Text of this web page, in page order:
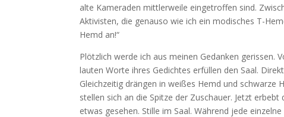
alte Kameraden mittlerweile eingetroffen sind.
Aktivisten, die genauso wie ich ein modisches T-
Hemd an!“
Plötzlich werde ich aus meinen Gedanken gerissen.
lauten Worte ihres Gedichtes erfüllen den Saal.
Gleichzeitig drängen in weißes Hemd und schwarze
stellen sich an die Spitze der Zuschauer. Jetzt
etwas gesehen. Stille im Saal. Während jede